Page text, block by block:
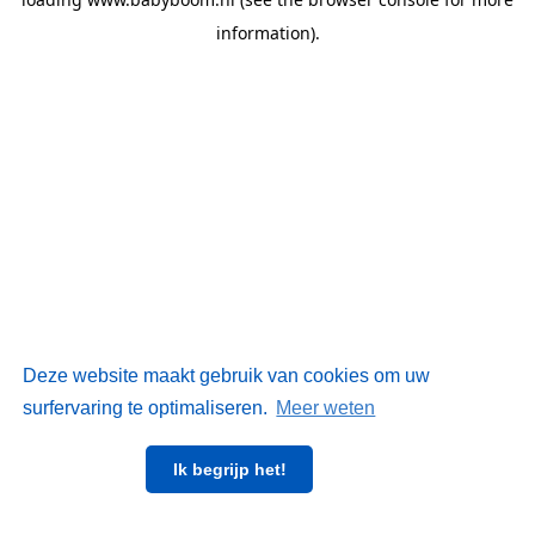
Deze website maakt gebruik van cookies om uw
surfervaring te optimaliseren. Meer weten
Ik begrijp het!
information).